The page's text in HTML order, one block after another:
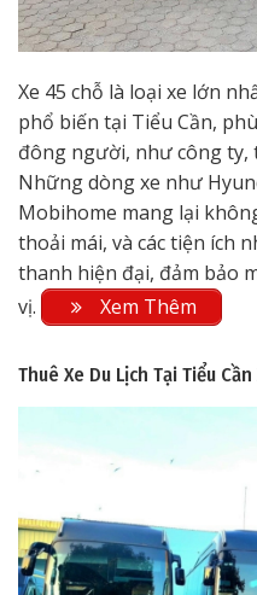
Xe 45 chỗ là loại xe lớn
phổ biến tại Tiểu Cần,
đông người, như công ty,
Những dòng xe như
Mobihome mang lại
thoải mái, và các tiện ích
thanh hiện đại, đảm bảo
vị.
Xem Thêm
Thuê Xe Du Lịch Tại Tiểu Cần